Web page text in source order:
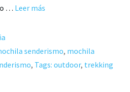
… Leer más
senderismo, mochila
, Tags: outdoor, trekking